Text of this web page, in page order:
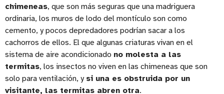
chimeneas, que son más seguras que una madriguera
ordinaria, los muros de lodo del montículo son como
cemento, y pocos depredadores podrían sacar a los
cachorros de ellos. El que algunas criaturas vivan en el
sistema de aire acondicionado no molesta a las
termitas, los insectos no viven en las chimeneas que son
solo para ventilación, y si una es obstruida por un
visitante, las termitas abren otra.